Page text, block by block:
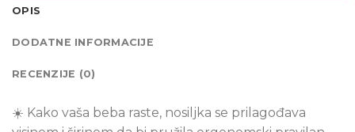
OPIS
DODATNE INFORMACIJE
RECENZIJE (0)
☀️ Kako vaša beba raste, nosiljka se prilagođava